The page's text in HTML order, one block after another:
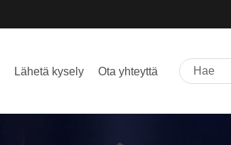
Lähetä kysely Ota yhteyttä